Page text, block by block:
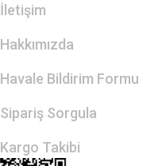
İletişim
Hakkımızda
Havale Bildirim Formu
Sipariş Sorgula
Kargo Takibi